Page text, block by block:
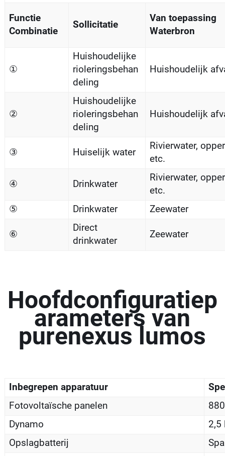
Functie
Combinatie
Sollicitatie
Van toepassing
Waterbron
①
Huishoudelijke
rioleringsbehan
deling
Huishoudelijk
②
Huishoudelijke
rioleringsbehan
deling
Huishoudelijk
③ Huiselijk water
Rivierwater,
etc.
④ Drinkwater
Rivierwater,
etc.
⑤
Drinkwater Zeewater
⑥
Direct
drinkwater
Zeewater
Hoofdconfiguratiep
arameters van
purenexus lumos
Inbegrepen apparatuur
Fotovoltaïsche panelen
Dynamo
2,5
Opslagbatterij